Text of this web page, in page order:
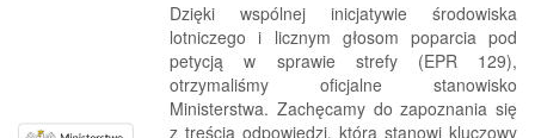
Dzięki wspólnej inicjatywie środowiska
lotniczego i licznym głosom poparcia pod
petycją w sprawie strefy (EPR 129),
otrzymaliśmy oficjalne stanowisko
Ministerstwa. Zachęcamy do zapoznania się
z treścią odpowiedzi, która stanowi kluczowy